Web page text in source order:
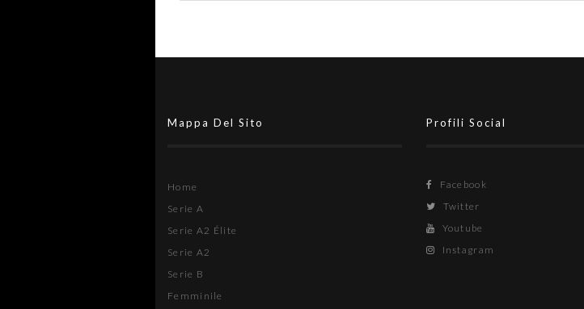
Mappa Del Sito
Home
Serie A
Serie A2 Élite
Serie A2
Serie B
Femminile
Profili Social
Facebook
Twitter
Youtube
Instagram